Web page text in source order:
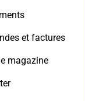
et factures
magazine